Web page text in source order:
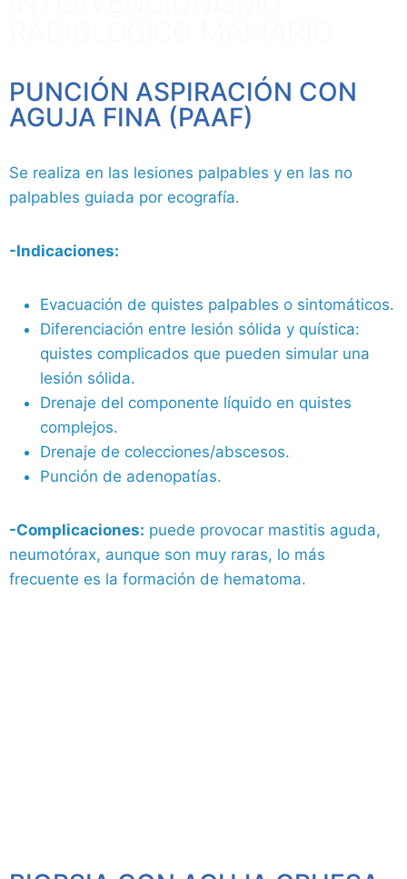
PUNCIÓN ASPIRACIÓN CON
AGUJA FINA (PAAF)
Se realiza en las lesiones palpables y en las no
palpables guiada por ecografía.
-Indicaciones:
Evacuación de quistes palpables o sintomáticos.
Diferenciación entre lesión sólida y quística:
quistes complicados que pueden simular una
lesión sólida.
Drenaje del componente líquido en quistes
complejos.
Drenaje de colecciones/abscesos.
Punción de adenopatías.
-Complicaciones: puede provocar mastitis aguda,
neumotórax, aunque son muy raras, lo más
frecuente es la formación de hematoma.